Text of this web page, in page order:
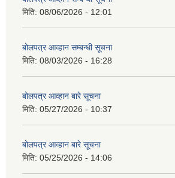
मिति: 08/06/2026 - 12:01
बोलपत्र आव्हान सम्बन्धी सूचना
मिति: 08/03/2026 - 16:28
बोलपत्र आव्हान बारे सूचना
मिति: 05/27/2026 - 10:37
बोलपत्र आव्हान बारे सूचना
मिति: 05/25/2026 - 14:06